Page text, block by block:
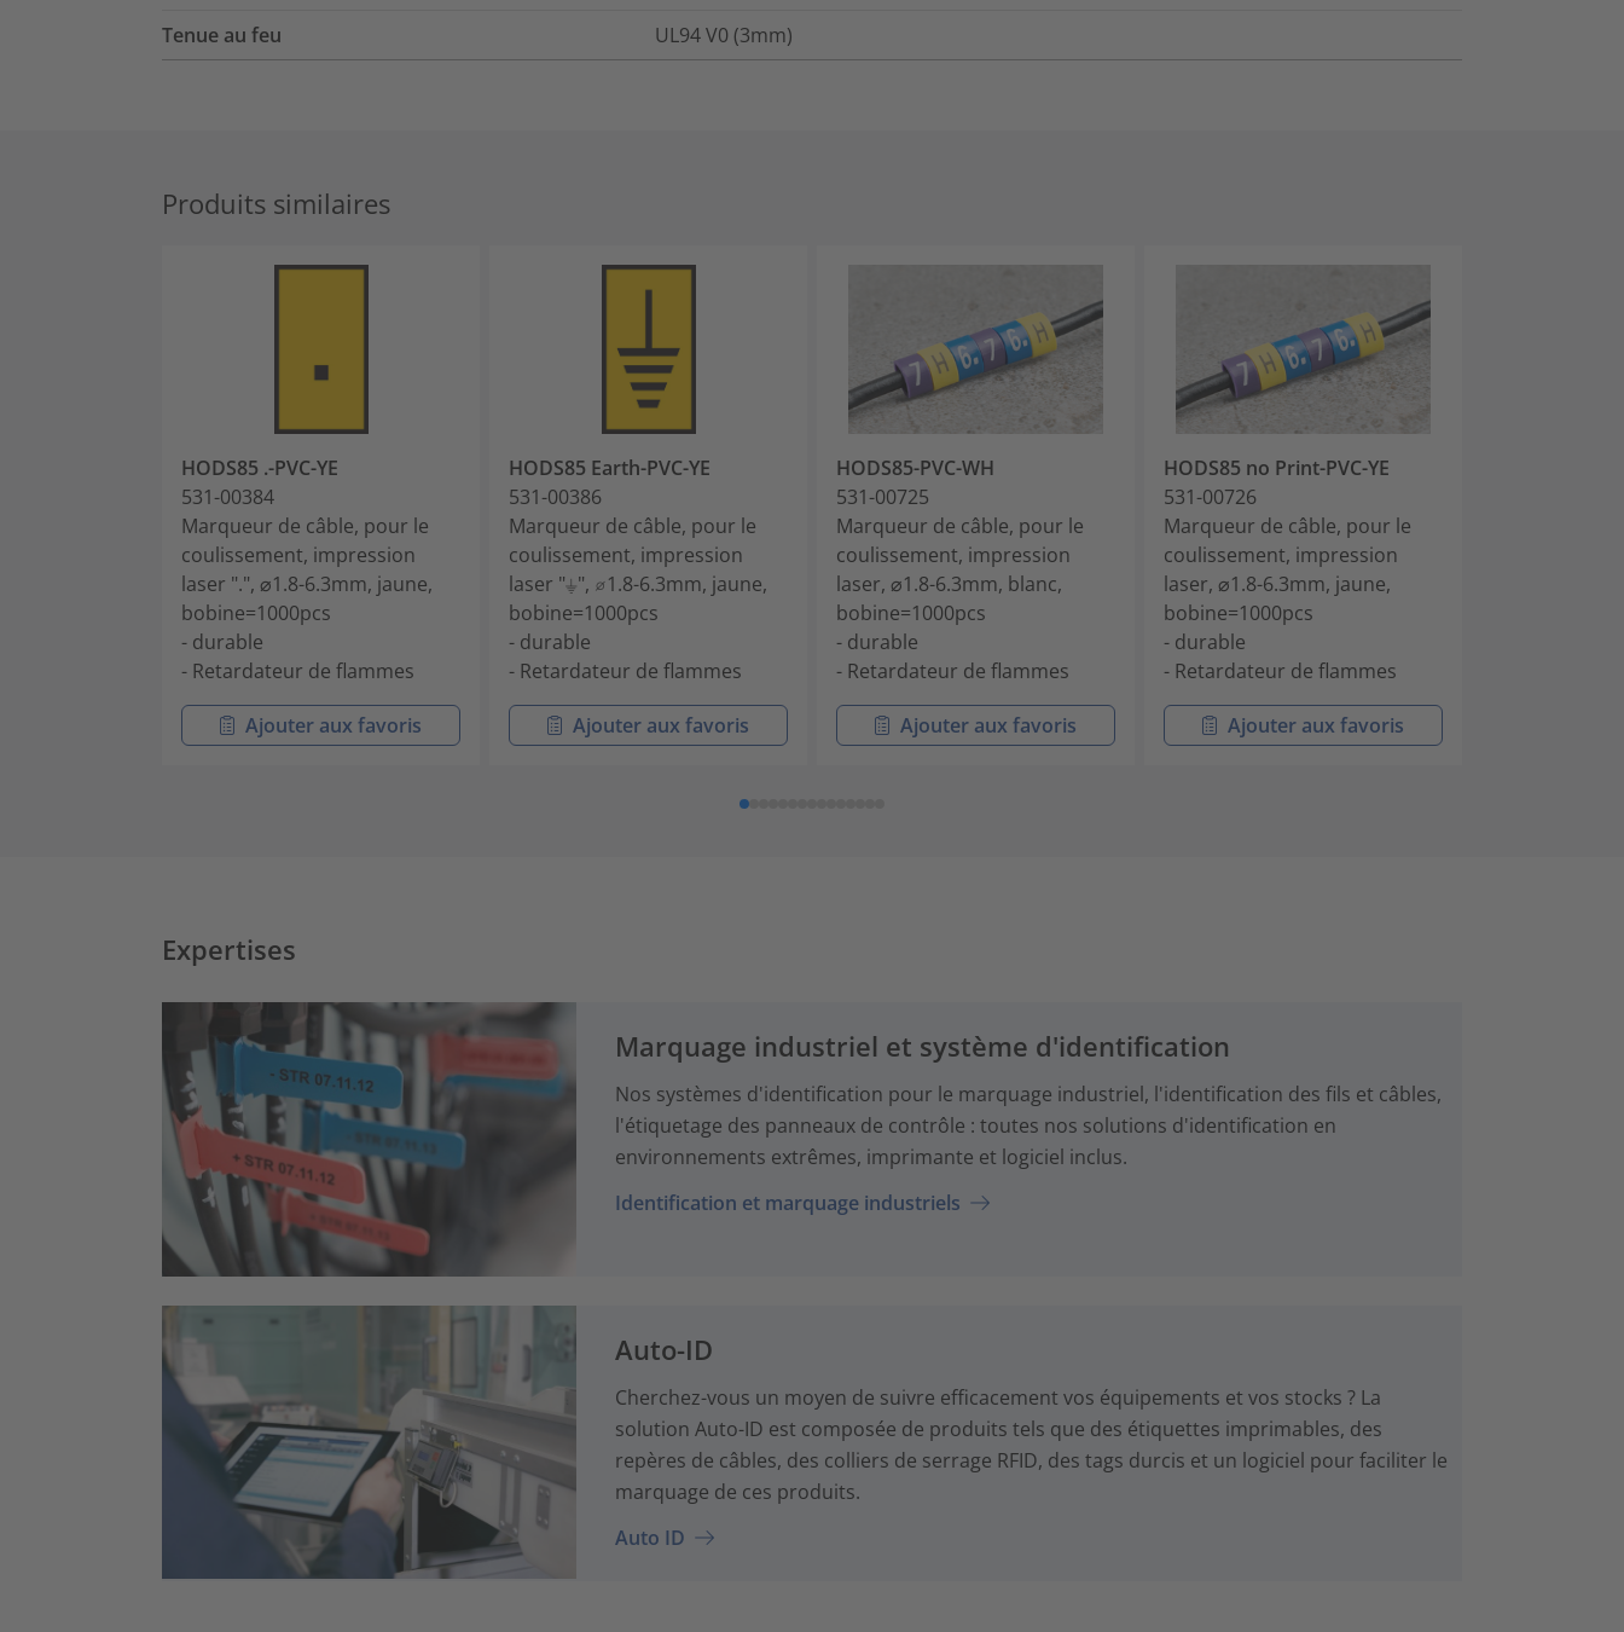
Tenue au feu
UL94 V0 (3mm)
Produits similaires
HODS85 .-PVC-YE
531-00384
Marqueur de câble, pour le
coulissement, impression
laser ".", ⌀1.8-6.3mm, jaune,
bobine=1000pcs
- durable
- Retardateur de flammes
Ajouter aux favoris
HODS85 Earth-PVC-YE
531-00386
Marqueur de câble, pour le
coulissement, impression
laser "⏚", ⌀1.8-6.3mm, jaune,
bobine=1000pcs
- durable
- Retardateur de flammes
Ajouter aux favoris
HODS85-PVC-WH
531-00725
Marqueur de câble, pour le
coulissement, impression
laser, ⌀1.8-6.3mm, blanc,
bobine=1000pcs
- durable
- Retardateur de flammes
Ajouter aux favoris
HODS85 no Print-PVC-YE
531-00726
Marqueur de câble, pour le
coulissement, impression
laser, ⌀1.8-6.3mm, jaune,
bobine=1000pcs
- durable
- Retardateur de flammes
Ajouter aux favoris
Expertises
Marquage industriel et système d'identification
Nos systèmes d'identification pour le marquage industriel, l'identification des fils et câbles,
l'étiquetage des panneaux de contrôle : toutes nos solutions d'identification en
environnements extrêmes, imprimante et logiciel inclus.
Identification et marquage industriels
Auto-ID
Cherchez-vous un moyen de suivre efficacement vos équipements et vos stocks ? La
solution Auto-ID est composée de produits tels que des étiquettes imprimables, des
repères de câbles, des colliers de serrage RFID, des tags durcis et un logiciel pour faciliter le
marquage de ces produits.
Auto ID